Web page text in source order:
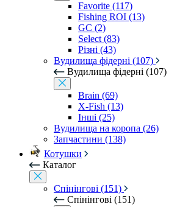
Favorite (117)
Fishing ROI (13)
GC (2)
Select (83)
Різні (43)
Вудилища фідерні (107)
Вудилища фідерні (107)
Brain (69)
X-Fish (13)
Інші (25)
Вудилища на коропа (26)
Запчастини (138)
Котушки
Каталог
Спінінгові (151)
Спінінгові (151)